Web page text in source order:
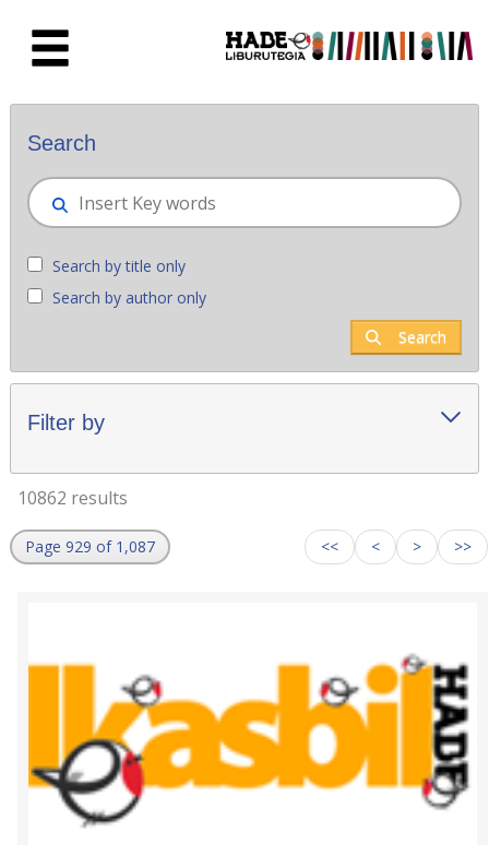
New books - Liburutegia
Search
Search by title only
Search by author only
Search
Filter by
10862 results
Page 929 of 1,087 << < > >>